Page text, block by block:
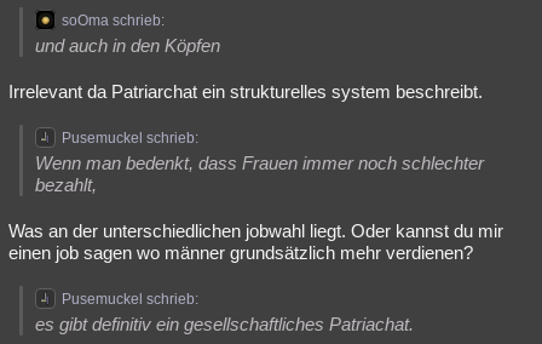
Besucht Teilgenommen
soOma schrieb:
und auch in den Köpfen
Irrelevant da Patriarchat ein strukturelles system beschreibt.
Pusemuckel schrieb:
Wenn man bedenkt, dass Frauen immer noch schlechter
bezahlt,
Was an der unterschiedlichen jobwahl liegt. Oder kannst du mir
einen job sagen wo männer grundsätzlich mehr verdienen?
Pusemuckel schrieb:
es gibt definitiv ein gesellschaftliches Patriachat.